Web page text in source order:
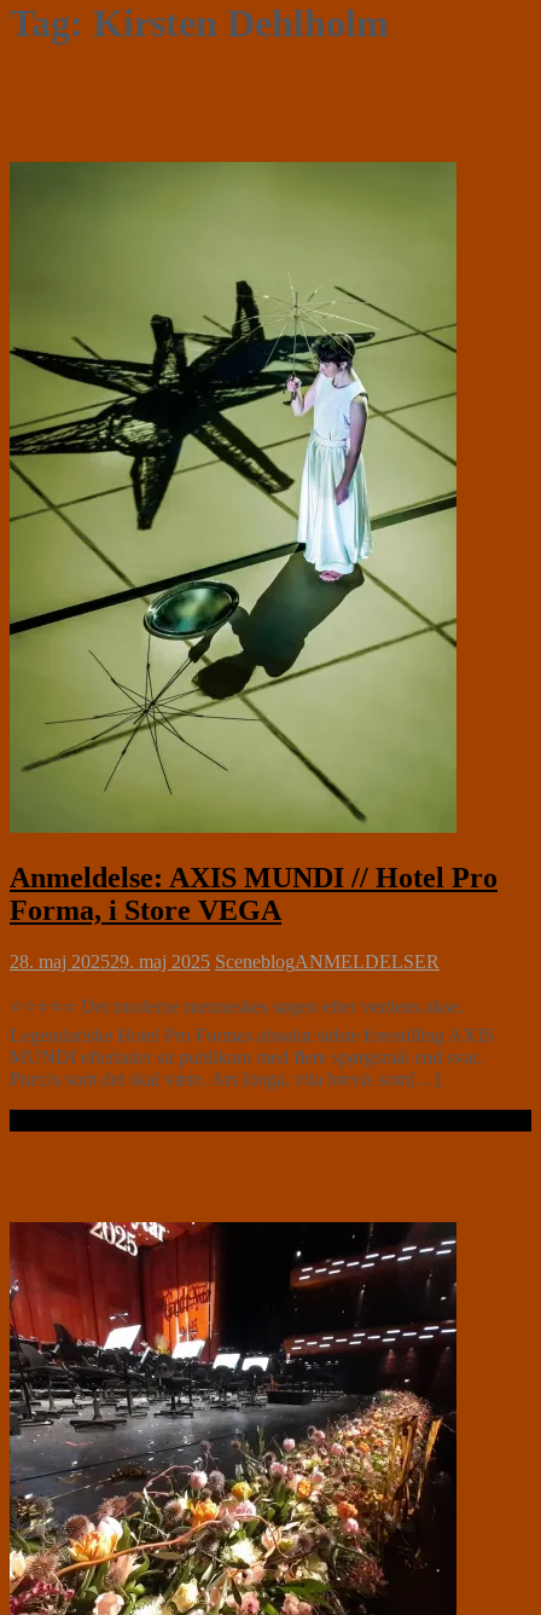
Tag: Kirsten Dehlholm
Anmeldelse: AXIS MUNDI // Hotel Pro
Forma, i Store VEGA
28. maj 202529. maj 2025 SceneblogANMELDELSER
⭐⭐⭐⭐⭐ Det moderne menneskes søgen efter verdens akse.
Legendariske Hotel Pro Formas absolut sidste forestilling AXIS
MUNDI efterlader sit publikum med flere spørgsmål end svar.
Præcis som det skal være. Ars longa, vita brevis som[…]